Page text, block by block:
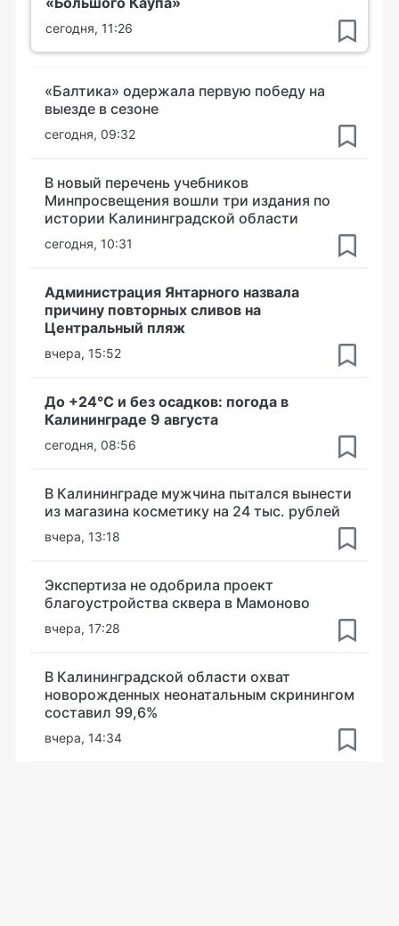
сегодня, 11:26
«Балтика» одержала первую победу на
выезде в сезоне
сегодня, 09:32
В новый перечень учебников
Минпросвещения вошли три издания по
истории Калининградской области
сегодня, 10:31
Администрация Янтарного назвала
причину повторных сливов на
Центральный пляж
вчера, 15:52
До +24°С и без осадков: погода в
Калининграде 9 августа
сегодня, 08:56
В Калининграде мужчина пытался вынести
из магазина косметику на 24 тыс. рублей
вчера, 13:18
Экспертиза не одобрила проект
благоустройства сквера в Мамоново
вчера, 17:28
В Калининградской области охват
новорожденных неонатальным скринингом
составил 99,6%
вчера, 14:34